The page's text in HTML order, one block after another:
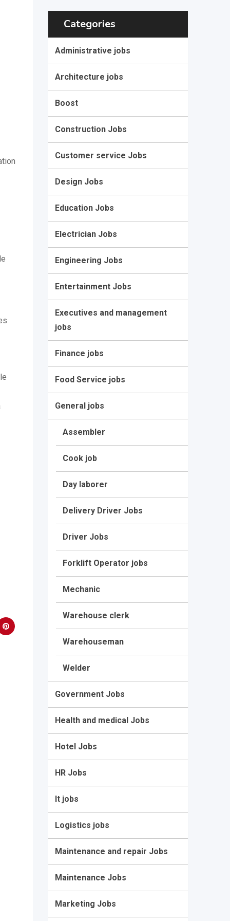
Categories
Administrative jobs
Architecture jobs
Boost
Construction Jobs
Customer service Jobs
Design Jobs
Education Jobs
Electrician Jobs
Engineering Jobs
Entertainment Jobs
Executives and management
jobs
Finance jobs
Food Service jobs
General jobs
Assembler
Cook job
Day laborer
Delivery Driver Jobs
Driver Jobs
Forklift Operator jobs
Mechanic
Warehouse clerk
Warehouseman
Welder
Government Jobs
Health and medical Jobs
Hotel Jobs
HR Jobs
It jobs
Logistics jobs
Maintenance and repair Jobs
Maintenance Jobs
Marketing Jobs